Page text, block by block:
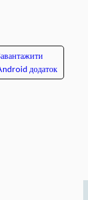
додаток